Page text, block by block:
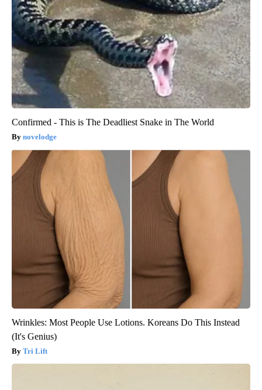
Confirmed - This is The Deadliest Snake in The World
novelodge
Wrinkles: Most People Use Lotions. Koreans Do This Instead
(It's Genius)
Tri Lift